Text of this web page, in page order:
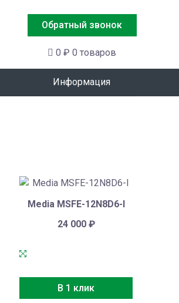
Обратный звонок
0 ₽ 0 товаров
Информация
Media MSFE-12N8D6-I
24 000 ₽
В 1 клик